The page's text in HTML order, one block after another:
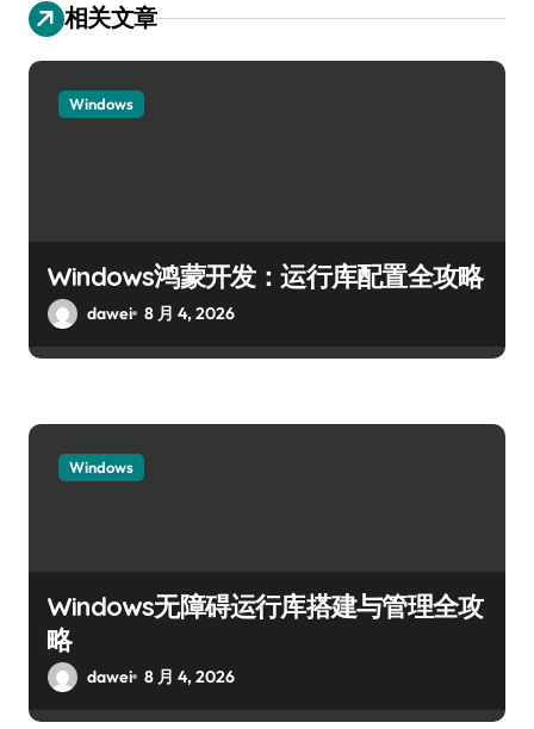
相关文章
Windows
Windows鸿蒙开发：运行库配置全攻略
dawei 8 月 4, 2026
Windows
Windows无障碍运行库搭建与管理全攻
略
dawei 8 月 4, 2026